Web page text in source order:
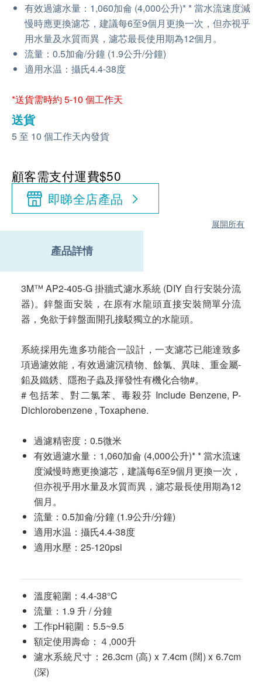
有效過濾水量：1,060加侖 (4,000公升)* * 當水流速度減
慢時應更換濾芯，建議每6至9個月更換一次，但亦視乎
用水量及水質而異，濾芯最長使用期為12個月。
流量：0.5加侖/分鐘 (1.9公升/分鐘)
適用水温：攝氏4.4-38度
*送貨需時約 5-10 個工作天
送貨
5 至 10 個工作天內發貨
顧客需支付運費$50
即睇全店產品
展開所有
產品詳情
3M™ AP2-405-G 掛牆式濾水系統 (DIY 自行安裝分流
器)。鋅盤面安裝，在原有水龍頭直接安裝簡單分流
器，免欲于鋅盤面開孔接駁獨立的水龍頭。
系統採用先進多功能合一設計，一支濾芯已能達致多
項過濾效能，有效過濾沉積物、餘氯、異味、重金屬-
鉛及鐵銹、隱孢子蟲及揮發性有機化合物#。
# 包括苯、對二氯苯、毒殺芬 Include Benzene, P-
Dichlorobenzene , Toxaphene.
過濾精密度：0.5微米
有效過濾水量：1,060加侖 (4,000公升)* * 當水流速
度減慢時應更換濾芯，建議每6至9個月更換一次，
但亦視乎用水量及水質而異，濾芯最長使用期為12
個月。
流量：0.5加侖/分鐘 (1.9公升/分鐘)
適用水温：攝氏4.4-38度
適用水壓：25-120psi
溫度範圍：4.4-38°C
流量：1.9 升 / 分鐘
工作pH範圍：5.5~9.5
額定使用壽命：４,000升
濾水系統尺寸：26.3cm (高) x 7.4cm (闊) x 6.7cm
(深)